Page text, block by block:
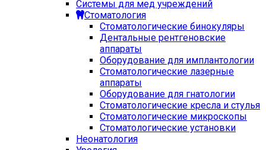
Системы для мед учреждений
Стоматология
Стоматологические бинокуляры
Дентальные рентгеновские
аппараты
Оборудование для имплантологии
Стоматологические лазерные
аппараты
Оборудование для гнатологии
Стоматологические кресла и стулья
Стоматологические микроскопы
Стоматологические установки
Неонатология